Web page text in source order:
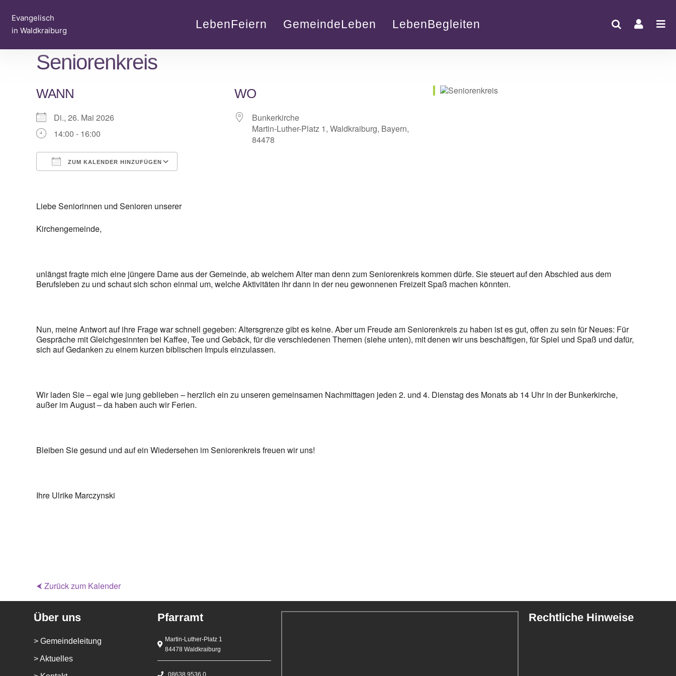
Inhalt
springen
Evangelisch
in Waldkraiburg
LebenFeiern GemeindeLeben LebenBegleiten
Seniorenkreis
WANN
Di., 26. Mai 2026
14:00 - 16:00
ZUM KALENDER HINZUFÜGEN
WO
Bunkerkirche
Martin-Luther-Platz 1, Waldkraiburg, Bayern,
84478
Liebe Seniorinnen und Senioren unserer
Kirchengemeinde,
unlängst fragte mich eine jüngere Dame aus der Gemeinde, ab welchem Alter man denn zum Seniorenkreis kommen dürfe. Sie steuert auf den Abschied aus dem
Berufsleben zu und schaut sich schon einmal um, welche Aktivitäten ihr dann in der neu gewonnenen Freizeit Spaß machen könnten.
Nun, meine Antwort auf ihre Frage war schnell gegeben: Altersgrenze gibt es keine. Aber um Freude am Seniorenkreis zu haben ist es gut, offen zu sein für Neues: Für
Gespräche mit Gleichgesinnten bei Kaffee, Tee und Gebäck, für die verschiedenen Themen (siehe unten), mit denen wir uns beschäftigen, für Spiel und Spaß und dafür,
sich auf Gedanken zu einem kurzen biblischen Impuls einzulassen.
Wir laden Sie – egal wie jung geblieben – herzlich ein zu unseren gemeinsamen Nachmittagen jeden 2. und 4. Dienstag des Monats ab 14 Uhr in der Bunkerkirche,
außer im August – da haben auch wir Ferien.
Bleiben Sie gesund und auf ein Wiedersehen im Seniorenkreis freuen wir uns!
Ihre Ulrike Marczynski
⮜ Zurück zum Kalender
Über uns
> Gemeindeleitung
> Aktuelles
Pfarramt
Martin-Luther-Platz 1
84478 Waldkraiburg
08638 9536 0
Rechtliche Hinweise